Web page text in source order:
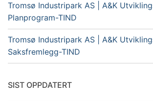
Tromsø Industripark AS | A&K
Planprogram-TIND
Tromsø Industripark AS | A&K
Saksfremlegg-TIND
SIST OPPDATERT